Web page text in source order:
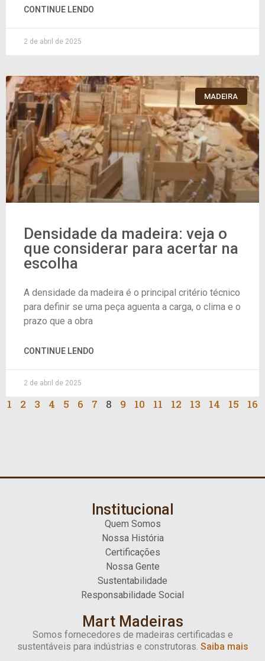
CONTINUE LENDO
2 de abril de 2025
MADEIRA
Densidade da madeira: veja o
que considerar para acertar na
escolha
A densidade da madeira é o principal critério técnico
para definir se uma peça aguenta a carga, o clima e o
prazo que a obra
CONTINUE LENDO
2 de abril de 2025
1 2 3 4 5 6 7 8 9 10 11 12 13 14 15 16
Institucional
Quem Somos
Nossa História
Certificações
Nossa Gente
Sustentabilidade
Responsabilidade Social
Mart Madeiras
Somos fornecedores de madeiras certificadas e
sustentáveis para indústrias e construtoras. Saiba mais